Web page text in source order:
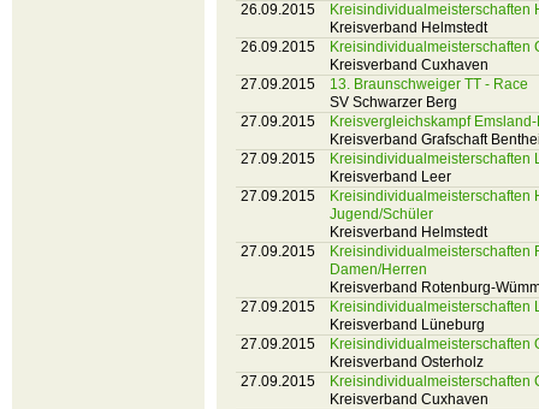
26.09.2015
Kreisindividualmeisterschaften
Kreisverband Helmstedt
26.09.2015
Kreisindividualmeisterschaften
Kreisverband Cuxhaven
27.09.2015
13. Braunschweiger TT - Race
SV Schwarzer Berg
27.09.2015
Kreisvergleichskampf
Kreisverband Grafschaft
27.09.2015
Kreisindividualmeisterschaften
Kreisverband Leer
27.09.2015
Kreisindividualmeisterschaften
Jugend/Schüler
Kreisverband Helmstedt
27.09.2015
Kreisindividualmeisterschaften
Damen/Herren
Kreisverband Rotenburg-
27.09.2015
Kreisindividualmeisterschaften
Kreisverband Lüneburg
27.09.2015
Kreisindividualmeisterschaften
Kreisverband Osterholz
27.09.2015
Kreisindividualmeisterschaften
Kreisverband Cuxhaven